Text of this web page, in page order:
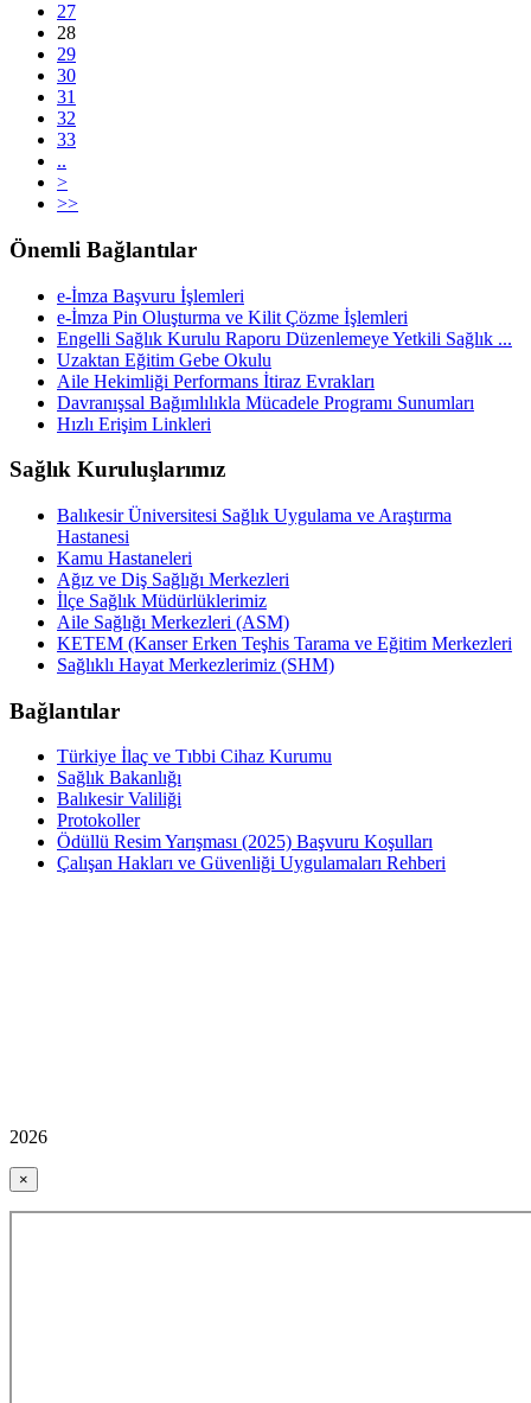
27
28
29
30
31
32
33
..
>
>>
Önemli Bağlantılar
e-İmza Başvuru İşlemleri
e-İmza Pin Oluşturma ve Kilit Çözme İşlemleri
Engelli Sağlık Kurulu Raporu Düzenlemeye Yetkili Sağlık ...
Uzaktan Eğitim Gebe Okulu
Aile Hekimliği Performans İtiraz Evrakları
Davranışsal Bağımlılıkla Mücadele Programı Sunumları
Hızlı Erişim Linkleri
Sağlık Kuruluşlarımız
Balıkesir Üniversitesi Sağlık Uygulama ve Araştırma
Hastanesi
Kamu Hastaneleri
Ağız ve Diş Sağlığı Merkezleri
İlçe Sağlık Müdürlüklerimiz
Aile Sağlığı Merkezleri (ASM)
KETEM (Kanser Erken Teşhis Tarama ve Eğitim Merkezleri
Sağlıklı Hayat Merkezlerimiz (SHM)
Bağlantılar
Türkiye İlaç ve Tıbbi Cihaz Kurumu
Sağlık Bakanlığı
Balıkesir Valiliği
Protokoller
Ödüllü Resim Yarışması (2025) Başvuru Koşulları
Çalışan Hakları ve Güvenliği Uygulamaları Rehberi
2026
×